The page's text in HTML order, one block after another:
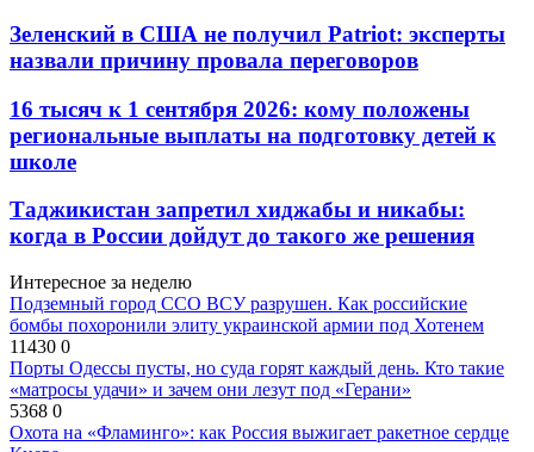
Зеленский в США не получил Patriot: эксперты
назвали причину провала переговоров
16 тысяч к 1 сентября 2026: кому положены
региональные выплаты на подготовку детей к
школе
Таджикистан запретил хиджабы и никабы:
когда в России дойдут до такого же решения
Интересное за неделю
Подземный город ССО ВСУ разрушен. Как российские
бомбы похоронили элиту украинской армии под Хотенем
11430 0
Порты Одессы пусты, но суда горят каждый день. Кто такие
«матросы удачи» и зачем они лезут под «Герани»
5368 0
Охота на «Фламинго»: как Россия выжигает ракетное сердце